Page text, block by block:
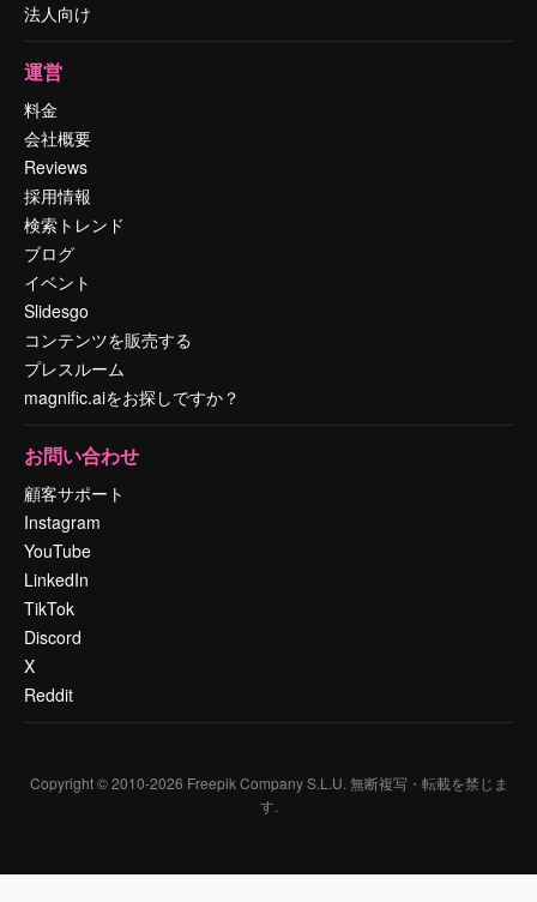
法人向け
運営
料金
会社概要
Reviews
採用情報
検索トレンド
ブログ
イベント
Slidesgo
コンテンツを販売する
プレスルーム
magnific.aiをお探しですか？
お問い合わせ
顧客サポート
Instagram
YouTube
LinkedIn
TikTok
Discord
X
Reddit
Copyright © 2010-2026 Freepik Company S.L.U. 無断複写・転載を禁じま
す.